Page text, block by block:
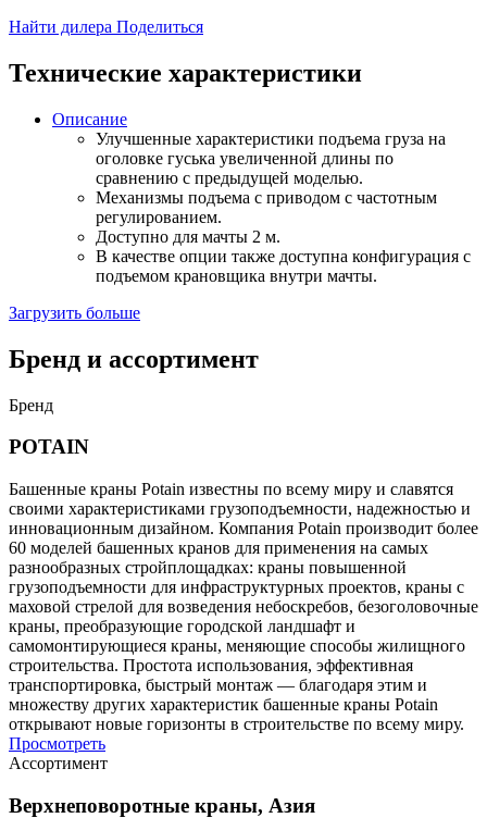
Найти дилера Поделиться
Технические характеристики
Описание
Улучшенные характеристики подъема груза на
оголовке гуська увеличенной длины по
сравнению с предыдущей моделью.
Механизмы подъема с приводом с частотным
регулированием.
Доступно для мачты 2 м.
В качестве опции также доступна конфигурация с
подъемом крановщика внутри мачты.
Загрузить больше
Бренд и ассортимент
Бренд
POTAIN
Башенные краны Potain известны по всему миру и славятся
своими характеристиками грузоподъемности, надежностью и
инновационным дизайном. Компания Potain производит более
60 моделей башенных кранов для применения на самых
разнообразных стройплощадках: краны повышенной
грузоподъемности для инфраструктурных проектов, краны с
маховой стрелой для возведения небоскребов, безоголовочные
краны, преобразующие городской ландшафт и
самомонтирующиеся краны, меняющие способы жилищного
строительства. Простота использования, эффективная
транспортировка, быстрый монтаж — благодаря этим и
множеству других характеристик башенные краны Potain
открывают новые горизонты в строительстве по всему миру.
Просмотреть
Ассортимент
Верхнеповоротные краны, Азия